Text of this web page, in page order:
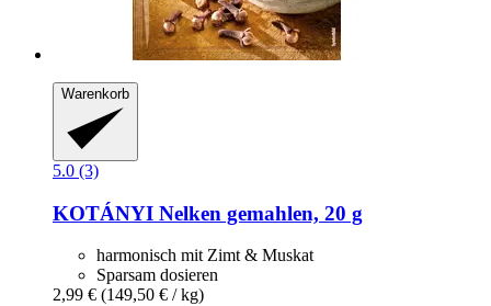
Warenkorb
5.0 (3)
KOTÁNYI Nelken gemahlen, 20 g
harmonisch mit Zimt & Muskat
Sparsam dosieren
2,99 € (149,50 € / kg)